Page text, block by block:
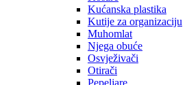
Kućanska plastika
Kutije za organizaciju
Muhomlat
Njega obuće
Osvježivači
Otirači
Pepeljare